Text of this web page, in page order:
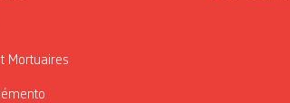
Mortuaires